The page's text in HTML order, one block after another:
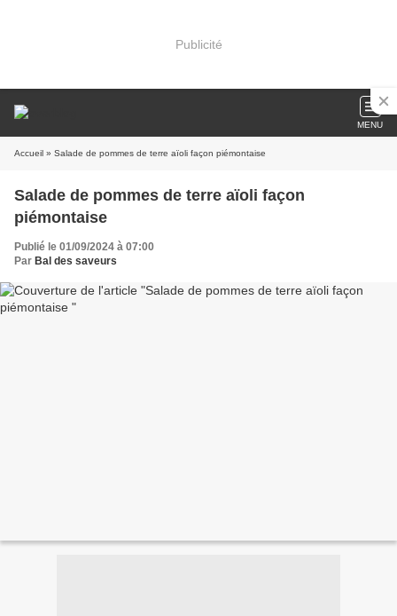
Publicité
MENU
Accueil » Salade de pommes de terre aïoli façon piémontaise
Salade de pommes de terre aïoli façon
piémontaise
Publié le 01/09/2024 à 07:00
Par Bal des saveurs